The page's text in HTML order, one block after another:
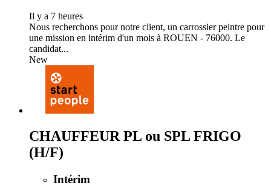
Il y a 7 heures
Nous recherchons pour notre client, un carrossier peintre pour
une mission en intérim d'un mois à ROUEN - 76000. Le
candidat...
New
CHAUFFEUR PL ou SPL FRIGO
(H/F)
Intérim